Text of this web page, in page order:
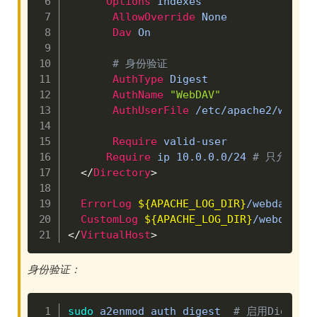
AllowOverride None
Dav On
# 身份验证
AuthType Digest
AuthName
"WebDAV"
AuthUserFile /etc/apache2/
Require valid-user
Require ip 10.0.0.0/24 # 只允许局
</Directory>
ErrorLog ${APACHE_LOG_DIR}/
CustomLog
${APACHE_LOG_DIR}
</VirtualHost>
身份验证：
sudo a2enmod auth_digest # 启用Digest
Copy